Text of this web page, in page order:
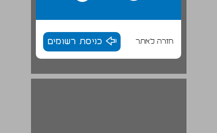
חזרה לאתר כניסת רשומים
חלק ראשון "זריחת אספקט" ו"ראייה בתור" בהגותם של ויטגנשטיין ומרדוק ... 19